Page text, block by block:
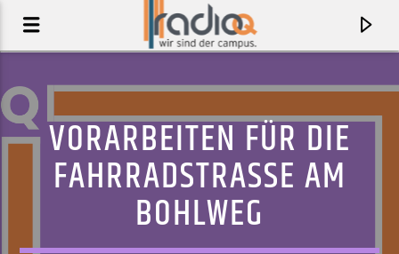
VORARBEITEN FÜR DIE
FAHRRADSTRASSE AM B
OHLWEG